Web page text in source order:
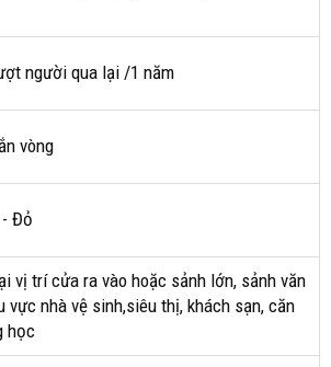
người qua lại /1 năm
vòng
- Đỏ
vị trí cửa ra vào hoặc sảnh lớn, sảnh văn
vực nhà vệ sinh,siêu thị, khách sạn, căn
học